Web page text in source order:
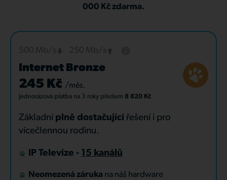
000 Kč zdarma.
Internet Bronze
245 Kč /měs.
Jednorázová platba na 3 roky předem 8 820 Kč
Základní plně dostačující řešení i pro
vícečlennou rodinu.
IP Televize - 15 kanálů
Neomezená záruka na náš hardware